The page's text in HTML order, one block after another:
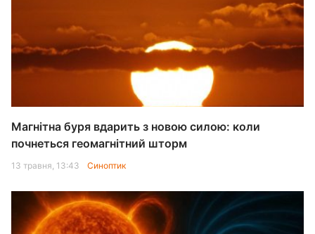
Магнітна буря вдарить з новою силою: коли
почнеться геомагнітний шторм
13 травня, 13:43 Синоптик